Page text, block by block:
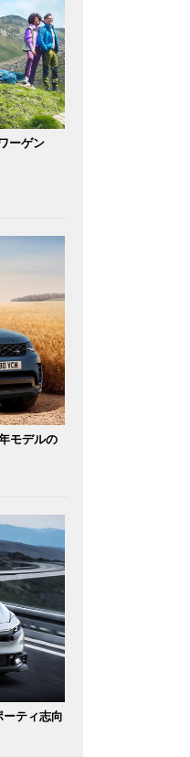
ーゲン
モデルの
ーティ志向